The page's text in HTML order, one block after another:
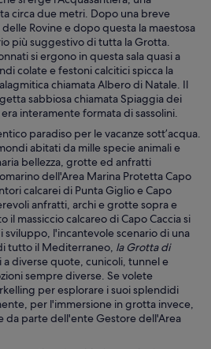
circa due metri. Dopo una breve
Rovine e dopo questa la maestosa
più suggestivo di tutta la Grotta.
si ergono in questa sala quasi a
colate e festoni calcitici spicca la
chiamata Albero di Natale. Il
sabbiosa chiamata Spiaggia dei
interamente formata di sassolini.
paradiso per le vacanze sott’acqua.
abitati da mille specie animali e
bellezza, grotte ed anfratti
dell'Area Marina Protetta Capo
calcarei di Punta Giglio e Capo
anfratti, archi e grotte sopra e
il massiccio calcareo di Capo Caccia si
sviluppo, l'incantevole scenario di una
tutto il Mediterraneo, la Grotta di
a diverse quote, cunicoli, tunnel e
sempre diverse. Se volete
per esplorare i suoi splendidi
per l'immersione in grotta invece,
da parte dell'ente Gestore dell'Area